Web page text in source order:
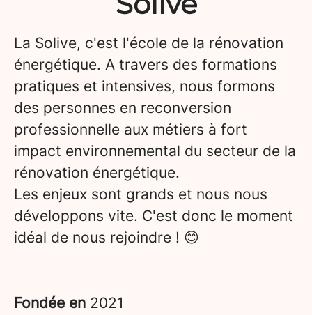
La Solive, c'est l'école de la rénovation
énergétique. A travers des formations
pratiques et intensives, nous formons
des personnes en reconversion
professionnelle aux métiers à fort
impact environnemental du secteur de la
rénovation énergétique.
Les enjeux sont grands et nous nous
développons vite. C'est donc le moment
idéal de nous rejoindre ! 😊
Fondée en 2021